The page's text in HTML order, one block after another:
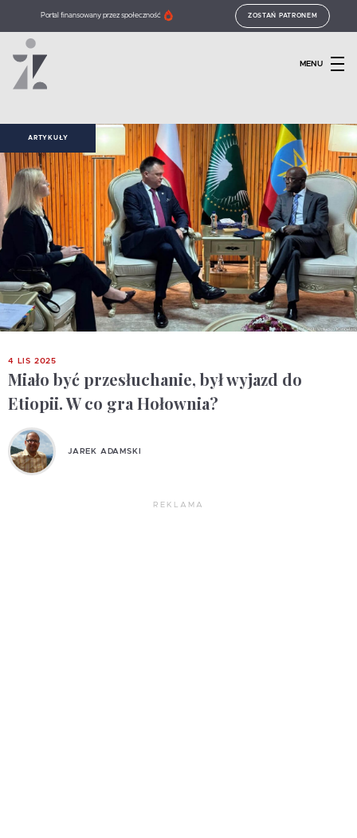
Portal finansowany przez społeczność ZOSTAŃ PATRONEM
MENU
ARTYKUŁY
4 LIS 2025
Miało być przesłuchanie, był wyjazd do
Etiopii. W co gra Hołownia?
JAREK ADAMSKI
REKLAMA